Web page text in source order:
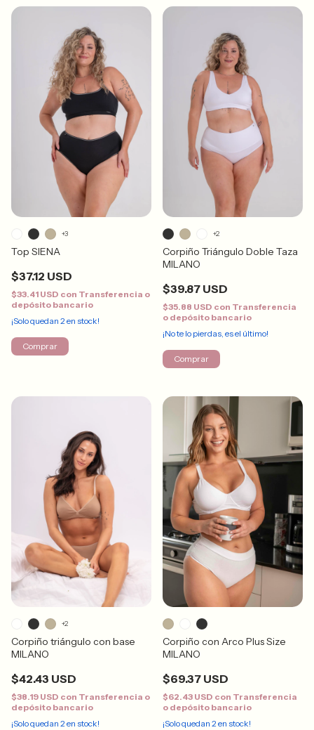
Top SIENA
$37.12 USD
$33.41 USD con Transferencia o
depósito bancario
¡Solo quedan 2en stock!
+3
Comprar
Corpiño Triángulo Doble Taza
MILANO
$39.87 USD
$35.88 USD con Transferencia
o depósito bancario
¡No te lo pierdas, es el último!
+2
Comprar
Corpiño triángulo con base
MILANO
$42.43 USD
$38.19 USD con Transferencia o
depósito bancario
¡Solo quedan 2en stock!
+2
Corpiño con Arco Plus Size
MILANO
$69.37 USD
$62.43 USD con Transferencia
o depósito bancario
¡Solo quedan 2en stock!